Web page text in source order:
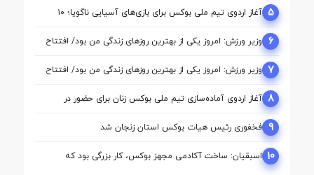
5
آغاز اردوی تیم ملی بوکس برای بازی‌های آسیایی ناگویا؛ ۱۰
ملی‌پوش در اردو
6 وزیر ورزش: امروز یکی از بهترین روزهای زندگی من بود/ افتتاح
آکادمی نقطه آغاز تحول بوکس است
7 وزیر ورزش: امروز یکی از بهترین روزهای زندگی من بود/ افتتاح
آکادمی نقطه آغاز تحول بوکس است
8 آغاز اردوی آماده‌سازی تیم ملی بوکس زنان برای حضور در
بازی‌های آسیایی ناگویا
9 فخفوری رئیس هیات بوکس استان زنجان شد
10 اسبقیان: ساخت آکادمی مجهز بوکس، کار بزرگی بود که
حسینی برای این رشته انجام داد